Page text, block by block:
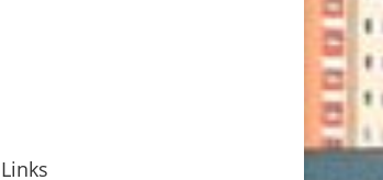
Links